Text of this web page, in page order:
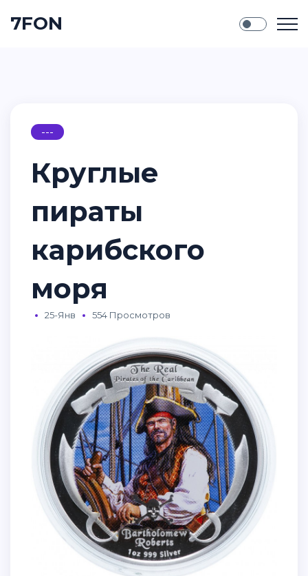
7FON
---
Круглые
пираты
карибского
моря
25-Янв 554 Просмотров